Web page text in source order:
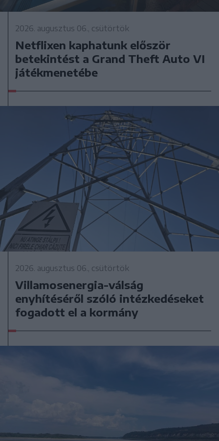
2026. augusztus 06., csütörtök
Netflixen kaphatunk először
betekintést a Grand Theft Auto VI
játékmenetébe
2026. augusztus 06., csütörtök
Villamosenergia-válság
enyhítéséről szóló intézkedéseket
fogadott el a kormány